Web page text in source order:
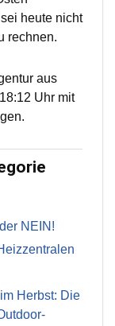
heute nicht
rechnen.
aus
Uhr mit
NEIN!
Herbst: Die